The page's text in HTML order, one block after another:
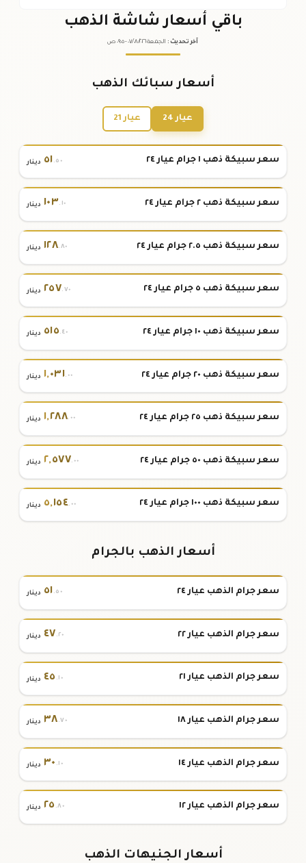
باقي أسعار شاشة الذهب
آخر تحديث : الجمعة ٠٧ /٠٨/٢٠٢٦ - ٠٩:٠٥ ص
أسعار سبائك الذهب
عيار 24 عيار 21
سعر سبيكة ذهب ١ جرام عيار ٢٤ ٥١.٥٠ دينار
سعر سبيكة ذهب ٢ جرام عيار ٢٤ ١٠٣.١٠ دينار
سعر سبيكة ذهب ٢.٥ جرام عيار ٢٤ ١٢٨.٨٠ دينار
سعر سبيكة ذهب ٥ جرام عيار ٢٤ ٢٥٧.٧٠ دينار
سعر سبيكة ذهب ١٠ جرام عيار ٢٤ ٥١٥.٤٠ دينار
سعر سبيكة ذهب ٢٠ جرام عيار ٢٤ ١,٠٣١.٠٠ دينار
سعر سبيكة ذهب ٢٥ جرام عيار ٢٤ ١,٢٨٨.٠٠ دينار
سعر سبيكة ذهب ٥٠ جرام عيار ٢٤ ٢,٥٧٧.٠٠ دينار
سعر سبيكة ذهب ١٠٠ جرام عيار ٢٤ ٥,١٥٤.٠٠ دينار
أسعار الذهب بالجرام
سعر جرام الذهب عيار ٢٤ ٥١.٥٠ دينار
سعر جرام الذهب عيار ٢٢ ٤٧.٢٠ دينار
سعر جرام الذهب عيار ٢١ ٤٥ .١٠ دينار
سعر جرام الذهب عيار ١٨ ٣٨.٧٠ دينار
سعر جرام الذهب عيار ١٤ ٣٠ .١٠ دينار
سعر جرام الذهب عيار ١٢ ٢٥ .٨٠ دينار
أسعار الجنيهات الذهب